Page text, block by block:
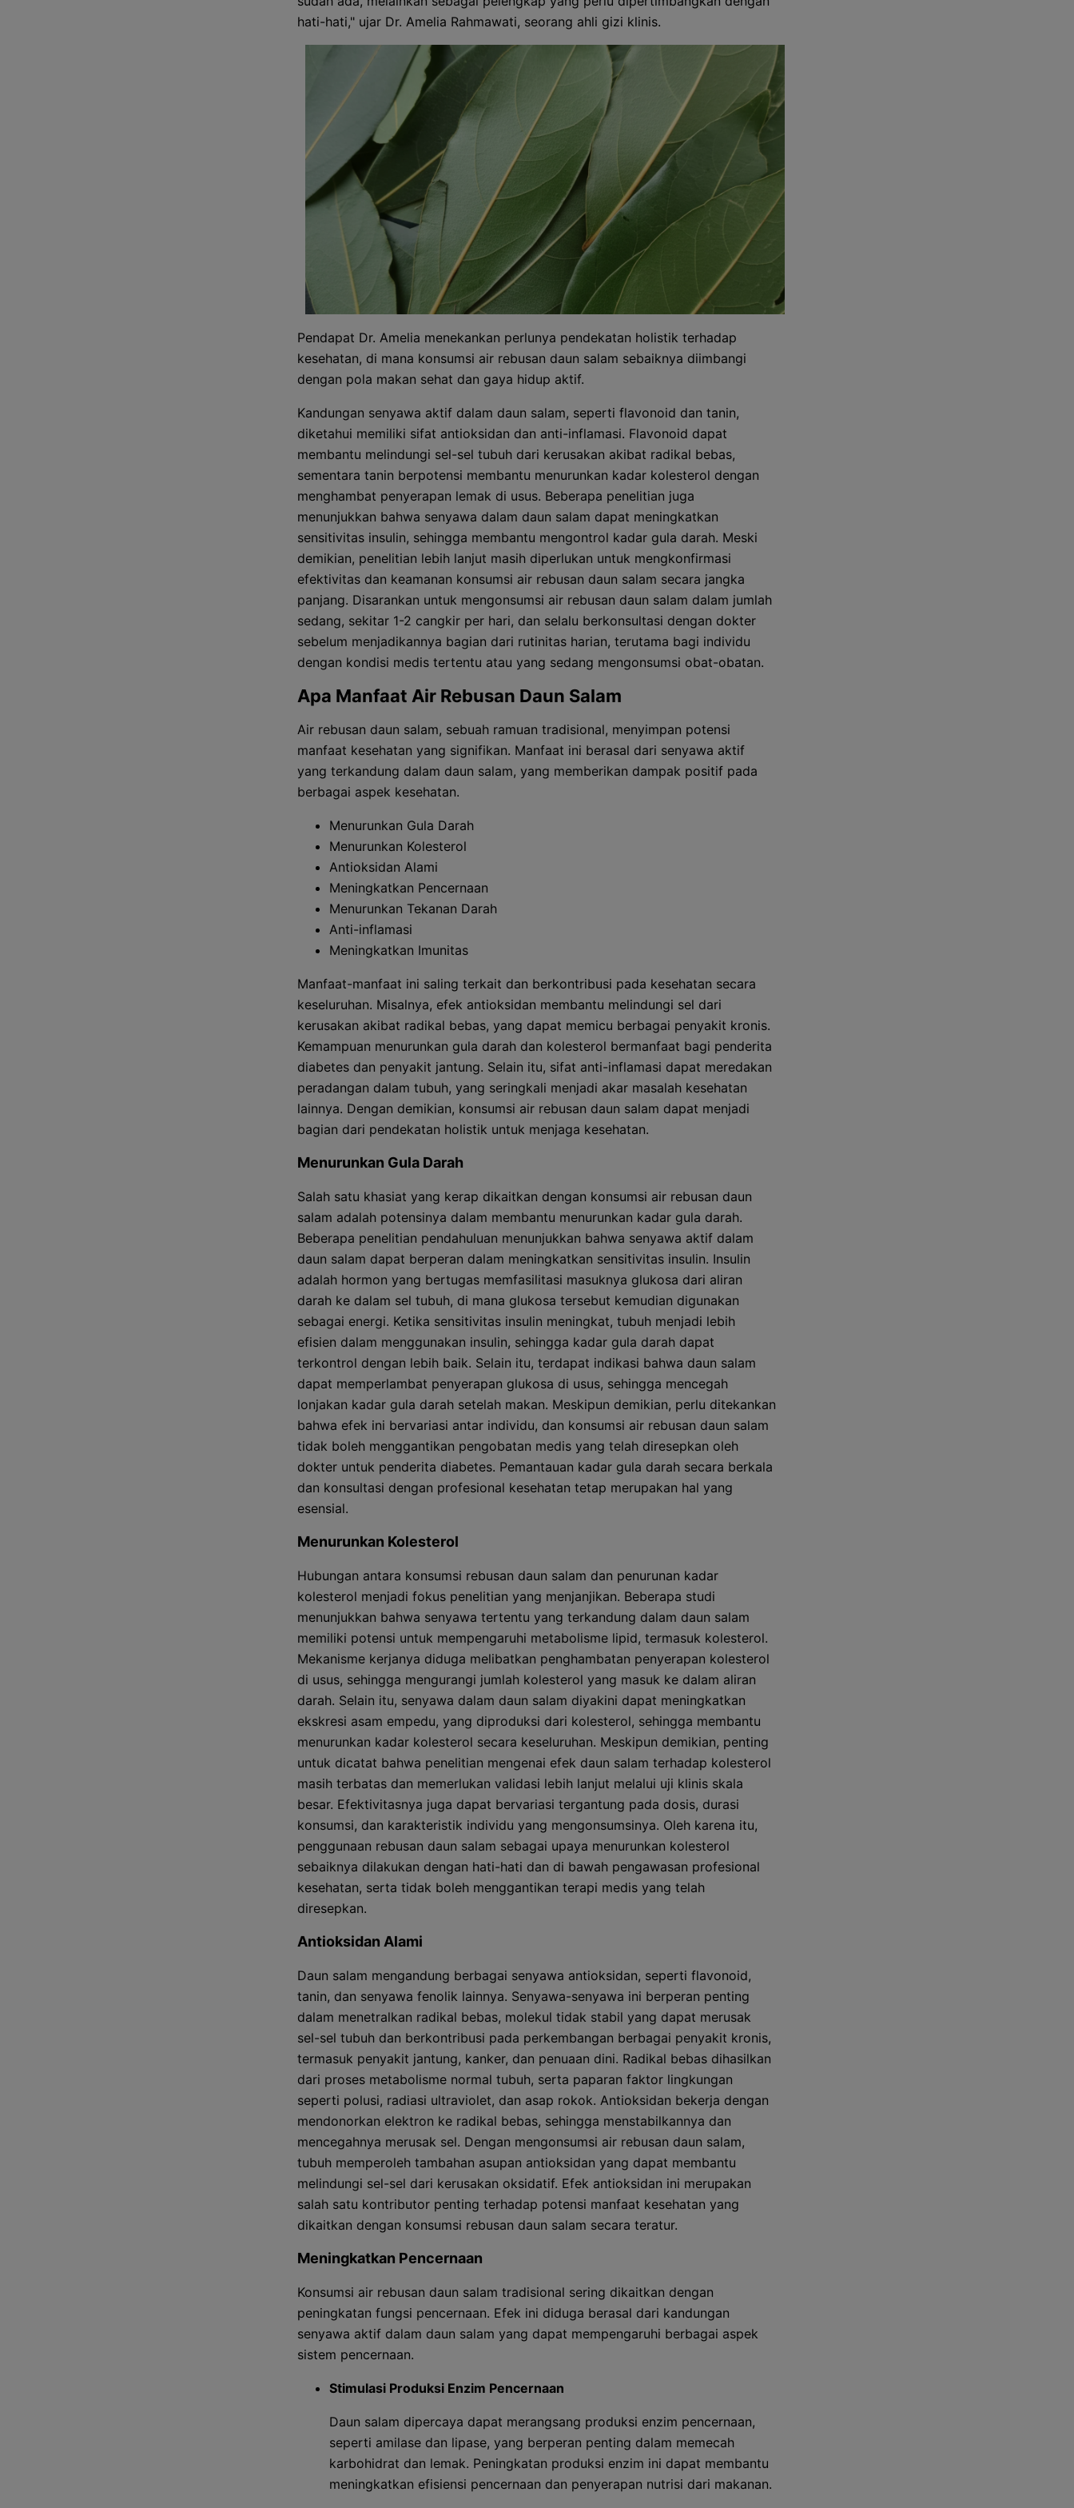
hati-hati," ujar Dr. Amelia Rahmawati, seorang ahli gizi klinis.
Pendapat Dr. Amelia menekankan perlunya pendekatan holistik terhadap
kesehatan, di mana konsumsi air rebusan daun salam sebaiknya diimbangi
dengan pola makan sehat dan gaya hidup aktif.
Kandungan senyawa aktif dalam daun salam, seperti flavonoid dan tanin,
diketahui memiliki sifat antioksidan dan anti-inflamasi. Flavonoid dapat
membantu melindungi sel-sel tubuh dari kerusakan akibat radikal bebas,
sementara tanin berpotensi membantu menurunkan kadar kolesterol dengan
menghambat penyerapan lemak di usus. Beberapa penelitian juga
menunjukkan bahwa senyawa dalam daun salam dapat meningkatkan
sensitivitas insulin, sehingga membantu mengontrol kadar gula darah. Meski
demikian, penelitian lebih lanjut masih diperlukan untuk mengkonfirmasi
efektivitas dan keamanan konsumsi air rebusan daun salam secara jangka
panjang. Disarankan untuk mengonsumsi air rebusan daun salam dalam jumlah
sedang, sekitar 1-2 cangkir per hari, dan selalu berkonsultasi dengan dokter
sebelum menjadikannya bagian dari rutinitas harian, terutama bagi individu
dengan kondisi medis tertentu atau yang sedang mengonsumsi obat-obatan.
Apa Manfaat Air Rebusan Daun Salam
Air rebusan daun salam, sebuah ramuan tradisional, menyimpan potensi
manfaat kesehatan yang signifikan. Manfaat ini berasal dari senyawa aktif
yang terkandung dalam daun salam, yang memberikan dampak positif pada
berbagai aspek kesehatan.
Menurunkan Gula Darah
Menurunkan Kolesterol
Antioksidan Alami
Meningkatkan Pencernaan
Menurunkan Tekanan Darah
Anti-inflamasi
Meningkatkan Imunitas
Manfaat-manfaat ini saling terkait dan berkontribusi pada kesehatan secara
keseluruhan. Misalnya, efek antioksidan membantu melindungi sel dari
kerusakan akibat radikal bebas, yang dapat memicu berbagai penyakit kronis.
Kemampuan menurunkan gula darah dan kolesterol bermanfaat bagi penderita
diabetes dan penyakit jantung. Selain itu, sifat anti-inflamasi dapat meredakan
peradangan dalam tubuh, yang seringkali menjadi akar masalah kesehatan
lainnya. Dengan demikian, konsumsi air rebusan daun salam dapat menjadi
bagian dari pendekatan holistik untuk menjaga kesehatan.
Menurunkan Gula Darah
Salah satu khasiat yang kerap dikaitkan dengan konsumsi air rebusan daun
salam adalah potensinya dalam membantu menurunkan kadar gula darah.
Beberapa penelitian pendahuluan menunjukkan bahwa senyawa aktif dalam
daun salam dapat berperan dalam meningkatkan sensitivitas insulin. Insulin
adalah hormon yang bertugas memfasilitasi masuknya glukosa dari aliran
darah ke dalam sel tubuh, di mana glukosa tersebut kemudian digunakan
sebagai energi. Ketika sensitivitas insulin meningkat, tubuh menjadi lebih
efisien dalam menggunakan insulin, sehingga kadar gula darah dapat
terkontrol dengan lebih baik. Selain itu, terdapat indikasi bahwa daun salam
dapat memperlambat penyerapan glukosa di usus, sehingga mencegah
lonjakan kadar gula darah setelah makan. Meskipun demikian, perlu ditekankan
bahwa efek ini bervariasi antar individu, dan konsumsi air rebusan daun salam
tidak boleh menggantikan pengobatan medis yang telah diresepkan oleh
dokter untuk penderita diabetes. Pemantauan kadar gula darah secara berkala
dan konsultasi dengan profesional kesehatan tetap merupakan hal yang
esensial.
Menurunkan Kolesterol
Hubungan antara konsumsi rebusan daun salam dan penurunan kadar
kolesterol menjadi fokus penelitian yang menjanjikan. Beberapa studi
menunjukkan bahwa senyawa tertentu yang terkandung dalam daun salam
memiliki potensi untuk mempengaruhi metabolisme lipid, termasuk kolesterol.
Mekanisme kerjanya diduga melibatkan penghambatan penyerapan kolesterol
di usus, sehingga mengurangi jumlah kolesterol yang masuk ke dalam aliran
darah. Selain itu, senyawa dalam daun salam diyakini dapat meningkatkan
ekskresi asam empedu, yang diproduksi dari kolesterol, sehingga membantu
menurunkan kadar kolesterol secara keseluruhan. Meskipun demikian, penting
untuk dicatat bahwa penelitian mengenai efek daun salam terhadap kolesterol
masih terbatas dan memerlukan validasi lebih lanjut melalui uji klinis skala
besar. Efektivitasnya juga dapat bervariasi tergantung pada dosis, durasi
konsumsi, dan karakteristik individu yang mengonsumsinya. Oleh karena itu,
penggunaan rebusan daun salam sebagai upaya menurunkan kolesterol
sebaiknya dilakukan dengan hati-hati dan di bawah pengawasan profesional
kesehatan, serta tidak boleh menggantikan terapi medis yang telah
diresepkan.
Antioksidan Alami
Daun salam mengandung berbagai senyawa antioksidan, seperti flavonoid,
tanin, dan senyawa fenolik lainnya. Senyawa-senyawa ini berperan penting
dalam menetralkan radikal bebas, molekul tidak stabil yang dapat merusak
sel-sel tubuh dan berkontribusi pada perkembangan berbagai penyakit kronis,
termasuk penyakit jantung, kanker, dan penuaan dini. Radikal bebas dihasilkan
dari proses metabolisme normal tubuh, serta paparan faktor lingkungan
seperti polusi, radiasi ultraviolet, dan asap rokok. Antioksidan bekerja dengan
mendonorkan elektron ke radikal bebas, sehingga menstabilkannya dan
mencegahnya merusak sel. Dengan mengonsumsi air rebusan daun salam,
tubuh memperoleh tambahan asupan antioksidan yang dapat membantu
melindungi sel-sel dari kerusakan oksidatif. Efek antioksidan ini merupakan
salah satu kontributor penting terhadap potensi manfaat kesehatan yang
dikaitkan dengan konsumsi rebusan daun salam secara teratur.
Meningkatkan Pencernaan
Konsumsi air rebusan daun salam tradisional sering dikaitkan dengan
peningkatan fungsi pencernaan. Efek ini diduga berasal dari kandungan
senyawa aktif dalam daun salam yang dapat mempengaruhi berbagai aspek
sistem pencernaan.
Stimulasi Produksi Enzim Pencernaan
Daun salam dipercaya dapat merangsang produksi enzim pencernaan,
seperti amilase dan lipase, yang berperan penting dalam memecah
karbohidrat dan lemak. Peningkatan produksi enzim ini dapat membantu
meningkatkan efisiensi pencernaan dan penyerapan nutrisi dari makanan.